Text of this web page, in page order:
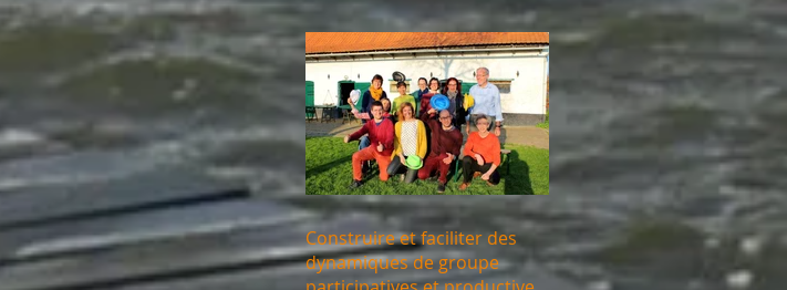
Construire et faciliter des
dynamiques de groupe